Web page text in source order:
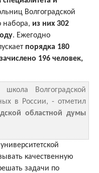
Волгоградской
набора, из них 302
. Ежегодно
порядка 180
196 человек,
Волгоградской
в России, - отметил
областной думы
качественную
задачи по